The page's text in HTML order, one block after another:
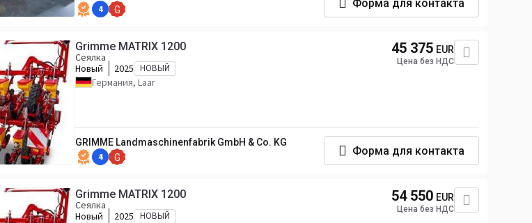
4 G
Форма для контакта
Grimme MATRIX 1200
Сеялка
Новый
2025 НОВЫЙ
Германия, Laar
45 375 EUR
Цена без НДС
GRIMME Landmaschinenfabrik GmbH & Co. KG
4 G
Форма для контакта
Grimme MATRIX 1200
Сеялка
Новый
2025 НОВЫЙ
54 550 EUR
Цена без НДС